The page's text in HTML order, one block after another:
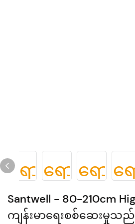
Santwell - 80-210cm
ကျန်းမာရေးစစ်ဆေးမှု